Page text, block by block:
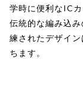
学時に便利なIC
伝統的な編み込
練されたデザイ
ちます。